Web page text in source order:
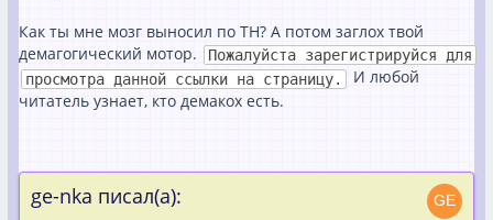
Как ты мне мозг выносил по ТН? А потом заглох твой
демагогический мотор.
Пожалуйста зарегистрируйся для
просмотра данной ссылки на страницу.
И любой
читатель узнает, кто демакох есть.
ge-nka писал(а):